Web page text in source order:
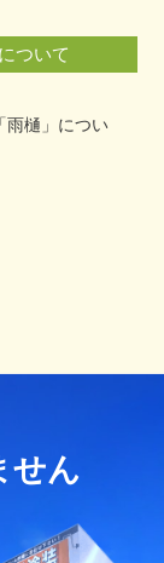
ついて
雨樋」につい
せん